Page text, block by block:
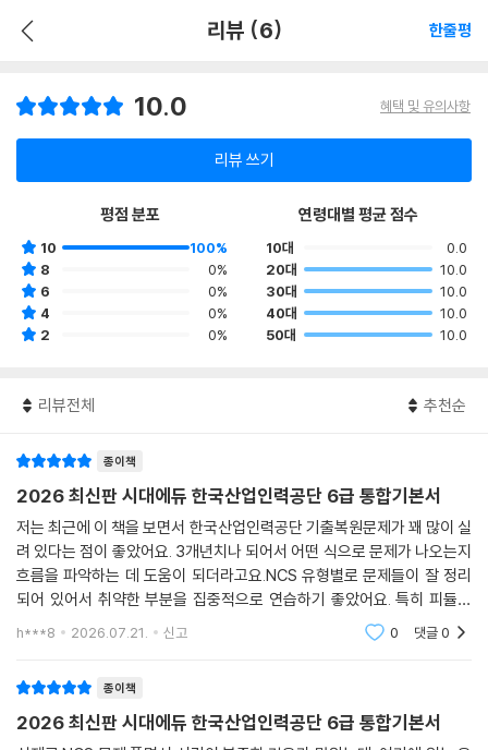
리뷰 (6) 한줄평
10.0 혜택 및 유의사항
리뷰 쓰기
평점 분포
10
100%
8
0%
6
0%
4
0%
2
0%
연령대별 평균 점수
10대
0.0
20대
10.0
30대
10.0
40대
10.0
50대
10.0
리뷰전체 추천순
종이책
2026 최신판 시대에듀 한국산업인력공단 6급 통합기본서
저는 최근에 이 책을 보면서 한국산업인력공단 기출복원문제가 꽤 많이 실
려 있다는 점이 좋았어요. 3개년치나 되어서 어떤 식으로 문제가 나오는지
흐름을 파악하는 데 도움이 되더라고요.NCS 유형별로 문제들이 잘 정리
되어 있어서 취약한 부분을 집중적으로 연습하기 좋았어요. 특히 피듈형
문제 비중이 높다고 들었는데, 그 부분도 충분히 대비할 수 있도록 구성되
h***8 2026.07.21. 신고 0 댓글0
종이책
2026 최신판 시대에듀 한국산업인력공단 6급 통합기본서